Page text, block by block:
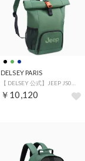
DELSEY PARIS
￥10,120